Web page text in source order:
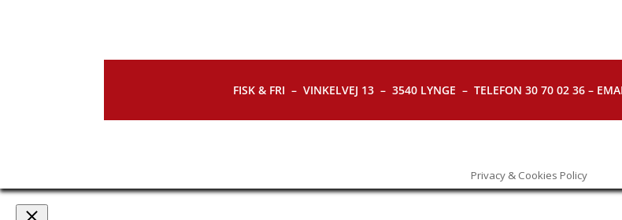
FISK & FRI – VINKELVEJ 13 – 3540 LYNGE – TELEFON 30 70 02 36 –
Privacy & Cookies Policy